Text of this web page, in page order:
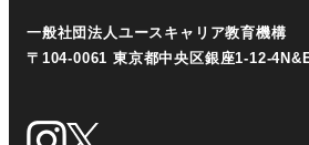
一般社団法人ユースキャリア教育機構
〒104-0061 東京都中央区銀座1-12-